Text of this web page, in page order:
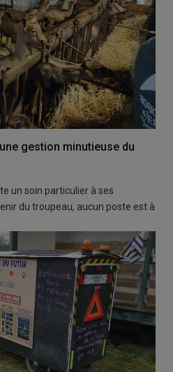
gestion minutieuse du
un soin particulier à ses
du troupeau, aucun poste est à